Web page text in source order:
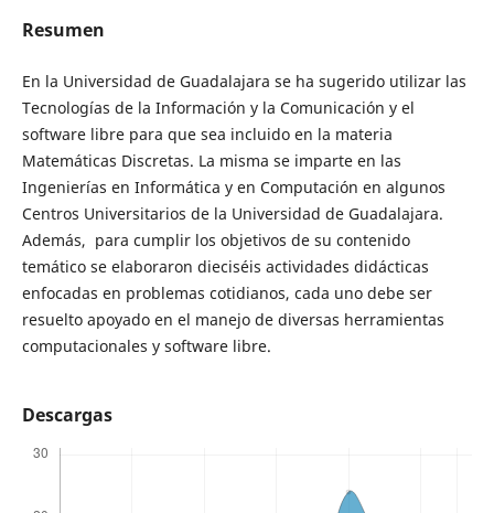
Resumen
En la Universidad de Guadalajara se ha sugerido utilizar las
Tecnologías de la Información y la Comunicación y el
software libre para que sea incluido en la materia
Matemáticas Discretas. La misma se imparte en las
Ingenierías en Informática y en Computación en algunos
Centros Universitarios de la Universidad de Guadalajara.
Además, para cumplir los objetivos de su contenido
temático se elaboraron dieciséis actividades didácticas
enfocadas en problemas cotidianos, cada uno debe ser
resuelto apoyado en el manejo de diversas herramientas
computacionales y software libre.
Descargas